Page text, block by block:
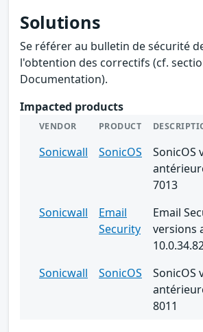
Solutions
Se référer au bulletin de sécurité
l'obtention des correctifs (cf.
Documentation).
Impacted products
VENDOR PRODUCT
Sonicwall SonicOS
SonicOS
7013
Sonicwall
Email
Security
Email
versions
Sonicwall
SonicOS
SonicOS
8011